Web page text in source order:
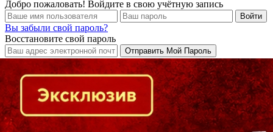
Добро пожаловать! Войдите в свою учётную запись
Вы забыли свой пароль?
Восстановите свой пароль
Кто есть кто в Байкальском регионе